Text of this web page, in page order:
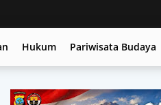
Hukum Pariwisata Budaya